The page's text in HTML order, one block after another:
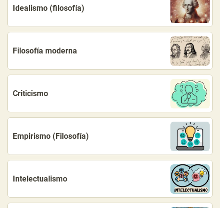
Idealismo (filosofía)
Filosofía moderna
Criticismo
Empirismo (Filosofía)
Intelectualismo